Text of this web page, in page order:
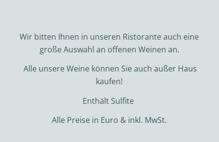
Wir bitten Ihnen in unseren Ristorante auch eine
große Auswahl an offenen Weinen an.
Alle unsere Weine können Sie auch außer Haus
kaufen!
Enthält Sulfite
Alle Preise in Euro & inkl. MwSt.